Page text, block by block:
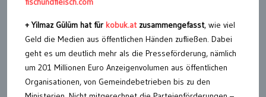
+ Yilmaz Gülüm hat für kobuk.atzusammengefasst, wie viel
Geld die Medien aus öffentlichen Händen zufließen. Dabei
geht es um deutlich mehr als die Presseförderung, nämlich
um 201 Millionen Euro Anzeigenvolumen aus öffentlichen
Organisationen, von Gemeindebetrieben bis zu den